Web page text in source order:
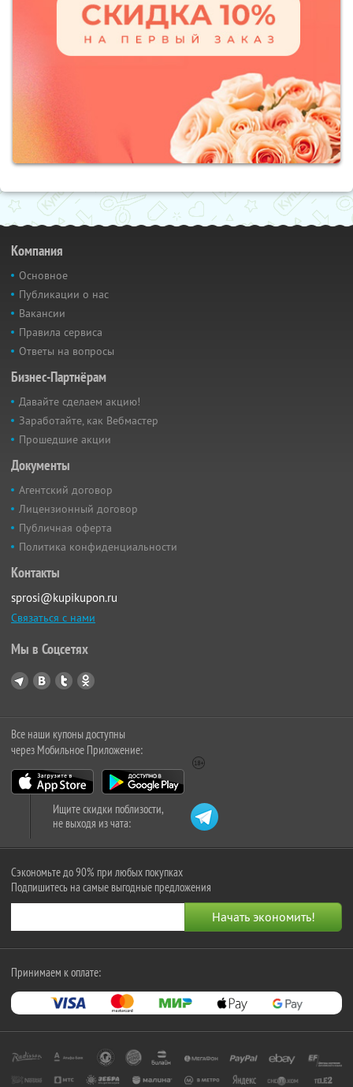
Компания
Основное
Публикации о нас
Вакансии
Правила сервиса
Ответы на вопросы
Бизнес-Партнёрам
Давайте сделаем акцию!
Заработайте, как Вебмастер
Прошедшие акции
Документы
Агентский договор
Лицензионный договор
Публичная оферта
Политика конфиденциальности
Контакты
sprosi@kupikupon.ru
Связаться с нами
Мы в Соцсетях
Все наши купоны доступны
через Мобильное Приложение:
Ищите скидки поблизости,
не выходя из чата:
Сэкономьте до 90% при любых покупках
Подпишитесь на самые выгодные предложения
Принимаем к оплате: